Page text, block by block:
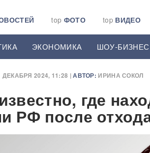
top ФОТО top ВИДЕО
ЭКОНОМИКА ШОУ-БИЗНЕС
ДЕКАБРЯ 2024, 11:28 |АВТОР: ИРИНА СОКОЛ
где
РФ после